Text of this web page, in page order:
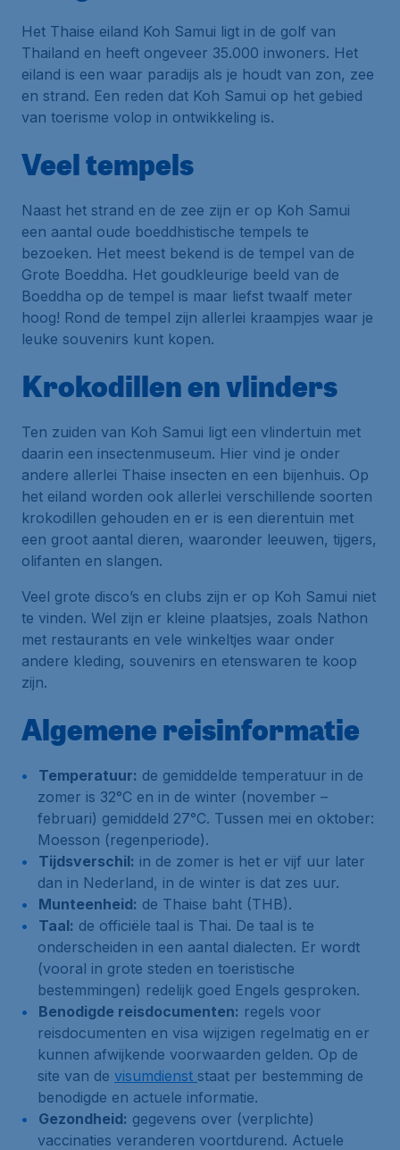
Het Thaise eiland Koh Samui ligt in de golf van
Thailand en heeft ongeveer 35.000 inwoners. Het
eiland is een waar paradijs als je houdt van zon, zee
en strand. Een reden dat Koh Samui op het gebied
van toerisme volop in ontwikkeling is.
Veel tempels
Naast het strand en de zee zijn er op Koh Samui
een aantal oude boeddhistische tempels te
bezoeken. Het meest bekend is de tempel van de
Grote Boeddha. Het goudkleurige beeld van de
Boeddha op de tempel is maar liefst twaalf meter
hoog! Rond de tempel zijn allerlei kraampjes waar je
leuke souvenirs kunt kopen.
Krokodillen en vlinders
Ten zuiden van Koh Samui ligt een vlindertuin met
daarin een insectenmuseum. Hier vind je onder
andere allerlei Thaise insecten en een bijenhuis. Op
het eiland worden ook allerlei verschillende soorten
krokodillen gehouden en er is een dierentuin met
een groot aantal dieren, waaronder leeuwen, tijgers,
olifanten en slangen.
Veel grote disco’s en clubs zijn er op Koh Samui niet
te vinden. Wel zijn er kleine plaatsjes, zoals Nathon
met restaurants en vele winkeltjes waar onder
andere kleding, souvenirs en etenswaren te koop
zijn.
Algemene reisinformatie
Temperatuur: de gemiddelde temperatuur in de
zomer is 32°C en in de winter (november –
februari) gemiddeld 27°C. Tussen mei en oktober:
Moesson (regenperiode).
Tijdsverschil: in de zomer is het er vijf uur later
dan in Nederland, in de winter is dat zes uur.
Munteenheid: de Thaise baht (THB).
Taal: de officiële taal is Thai. De taal is te
onderscheiden in een aantal dialecten. Er wordt
(vooral in grote steden en toeristische
bestemmingen) redelijk goed Engels gesproken.
Benodigde reisdocumenten: regels voor
reisdocumenten en visa wijzigen regelmatig en er
kunnen afwijkende voorwaarden gelden. Op de
site van de visumdienst staat per bestemming de
benodigde en actuele informatie.
Gezondheid: gegevens over (verplichte)
vaccinaties veranderen voortdurend. Actuele